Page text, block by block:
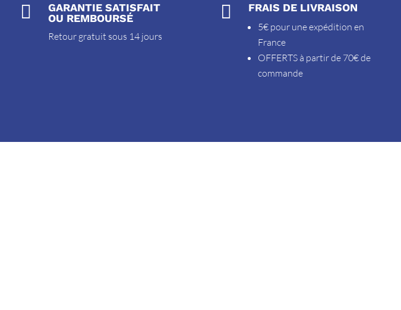

GARANTIE SATISFAIT
OU REMBOURSÉ
Retour gratuit sous 14 jours
 FRAIS DE LIVRAISON
5€ pour une expédition en
France
OFFERTS à partir de 70€ de
commande